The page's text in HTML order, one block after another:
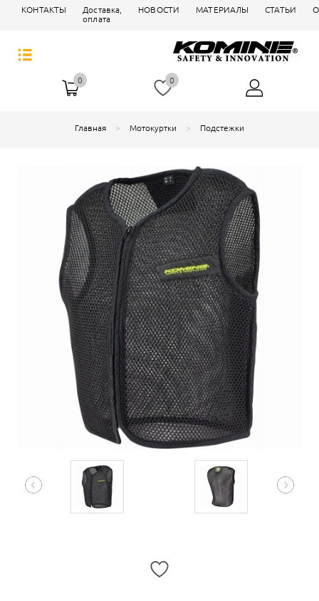
КОНТАКТЫ
Доставка,
оплата
НОВОСТИ МАТЕРИАЛЫ СТАТЬИ
0 0
Главная Мотокуртки Подстежки